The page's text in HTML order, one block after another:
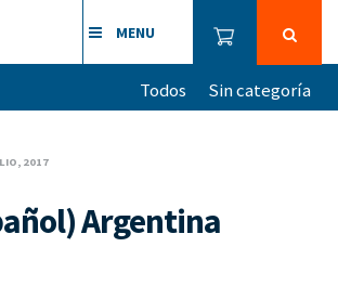
MENU
Todos Sin categoría
2017
Argentina